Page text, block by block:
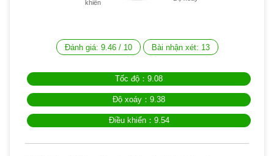
khiển
Đánh giá: 9.46/ 10 Bài nhận xét: 13
Tốc độ：9.08
Độ xoáy：9.38
Điều khiển：9.54